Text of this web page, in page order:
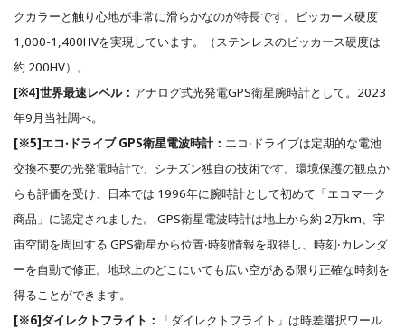
クカラーと触り心地が非常に滑らかなのが特⻑です。ビッカース硬度
1,000-1,400HVを実現しています。（ステンレスのビッカース硬度は
約 200HV）。
[※4]世界最速レベル： アナログ式光発電GPS衛星腕時計として。2023
年9月当社調べ。
[※5]エコ‧ドライブ GPS衛星電波時計： エコ‧ドライブは定期的な電池
交換不要の光発電時計で、シチズン独⾃の技術です。環境保護の観点か
らも評価を受け、⽇本では 1996年に腕時計として初めて「エコマーク
商品」に認定されました。 GPS衛星電波時計は地上から約 2万km、宇
宙空間を周回する GPS衛星から位置‧時刻情報を取得し、時刻‧カレンダ
ーを⾃動で修正。地球上のどこにいても広い空がある限り正確な時刻を
得ることができます。
[※6]ダイレクトフライト：
「ダイレクトフライト」は時差選択ワール